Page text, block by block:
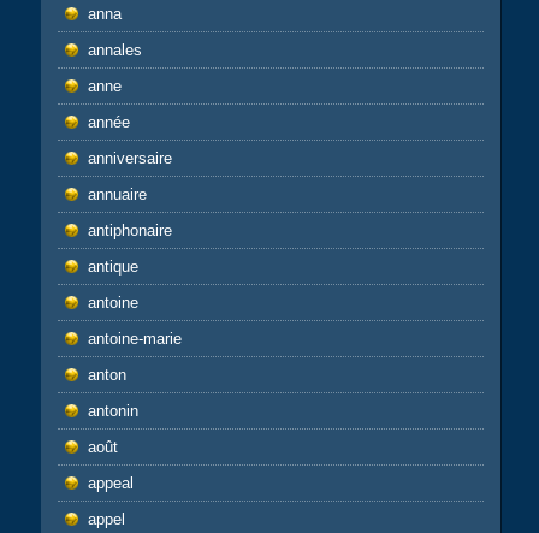
anna
annales
anne
année
anniversaire
annuaire
antiphonaire
antique
antoine
antoine-marie
anton
antonin
août
appeal
appel